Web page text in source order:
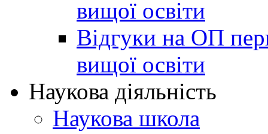
вищої освіти
Відгуки на ОП
вищої освіти
Наукова діяльність
Наукова школа